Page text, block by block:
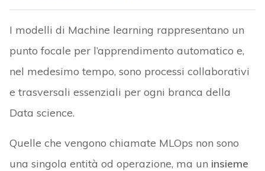
I modelli di Machine learning rappresentano un
punto focale per l’apprendimento automatico e,
nel medesimo tempo, sono processi collaborativi
e trasversali essenziali per ogni branca della
Data science.
Quelle che vengono chiamate MLOps non sono
una singola entità od operazione, ma un insieme